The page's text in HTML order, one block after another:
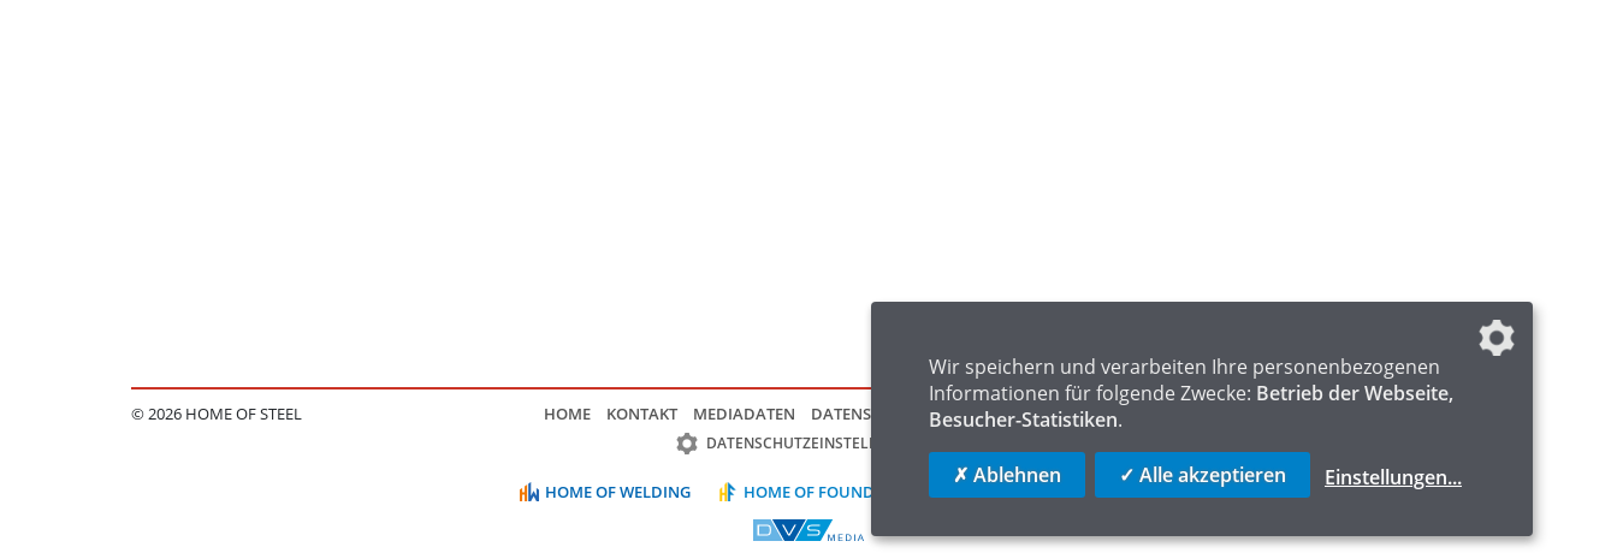
© 2026 HOME OF STEEL HOME KONTAKT MEDIADATEN DATENSCHUTZ IMPRESSUM FAQ
DATENSCHUTZEINSTELLUNGEN
HOME OF WELDING HOME OF FOUNDRY HOME OF LOGISTICS
Wir speichern und verarbeiten Ihre personenbezogenen
Informationen für folgende Zwecke: Betrieb der Webseite,
Besucher-Statistiken.
✗ Ablehnen ✓ Alle akzeptieren Einstellungen...